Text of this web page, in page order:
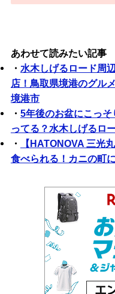
あわせて読みたい記事
・ 水木しげるロード周
店！鳥取県境港のグル
境港市
・ 5年後のお盆にこっ
ってる？水木しげるロ
・
【HATONOVA 三光
食べられる！カニの町